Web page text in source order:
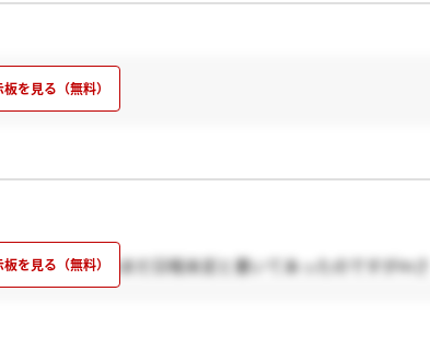
！次の選考はまだ日程未定と書いてあったのですがmさ